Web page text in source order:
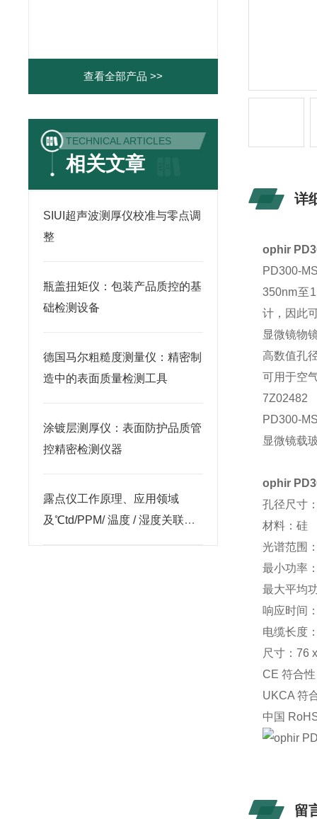
查看全部产品 >>
TECHNICAL ARTICLES
相关文章
SIUI超声波测厚仪校准与零点调
整
瓶盖扭矩仪：包装产品质控的基
础检测设备
德国马尔粗糙度测量仪：精密制
造中的表面质量检测工具
涂镀层测厚仪：表面防护品质管
控精密检测仪器
露点仪工作原理、应用领域
及℃td/PPM/ 温度 / 湿度关联关
详
ophir
PD300-
350nm至
计，因此
显微镜物
高数值孔
可用于空
7Z02482
PD300-
显微镜载
ophir
孔径尺寸
材料：硅
光谱范围
最小功率
最大平均
响应时间
电缆长度
尺寸：76
CE 符合
UKCA 符
中国
留